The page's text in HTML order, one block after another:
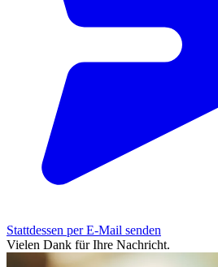
Stattdessen per E-Mail senden
Vielen Dank für Ihre Nachricht.